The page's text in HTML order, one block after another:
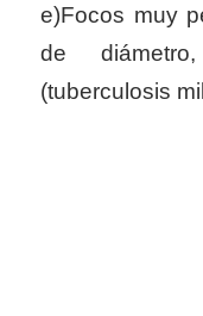
e)Focos muy
de
(tuberculosis